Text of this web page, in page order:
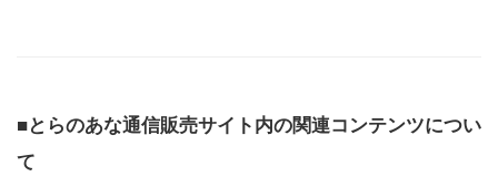
■とらのあな通信販売サイト内の関連コンテンツについ
て